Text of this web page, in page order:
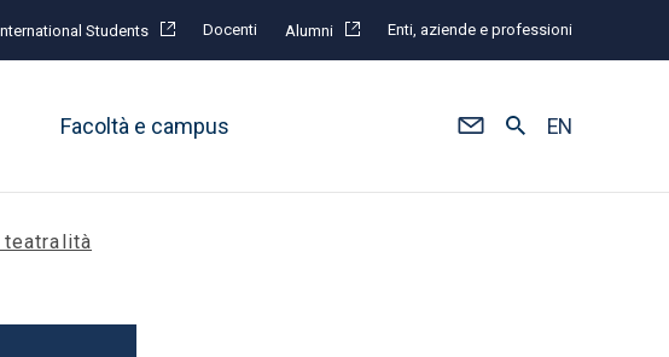
Students Docenti Alumni Enti, aziende e professioni
Facoltà e campus EN
teatralità